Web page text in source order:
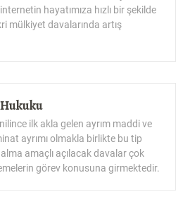
mülkiyet davalarında artış
ilk akla gelen ayrım maddi ve
ayrımı olmakla birlikte bu tip
amaçlı açılacak davalar çok
görev konusuna girmektedir.